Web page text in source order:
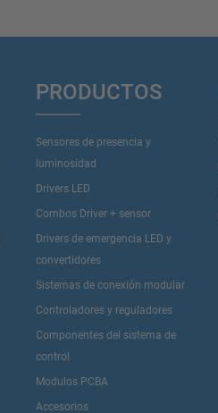
PRODUCTOS
Sensores de presencia y
luminosidad
Drivers LED
Combos Driver + sensor
Drivers de emergencia LED y
convertidores
Sistemas de conexión modular
Controladores y reguladores
Componentes del sistema de
control
Modulos PCBA
Accesorios